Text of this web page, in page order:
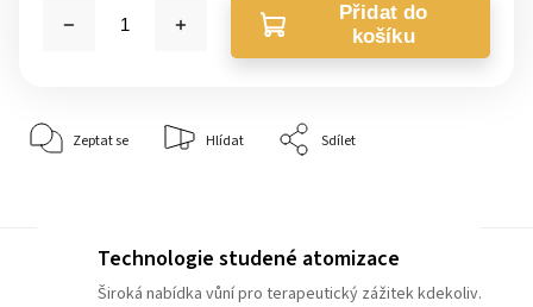
Přidat do
košíku
Zeptat se Hlídat Sdílet
Technologie studené atomizace
Široká nabídka vůní pro terapeutický zážitek kdekoliv.